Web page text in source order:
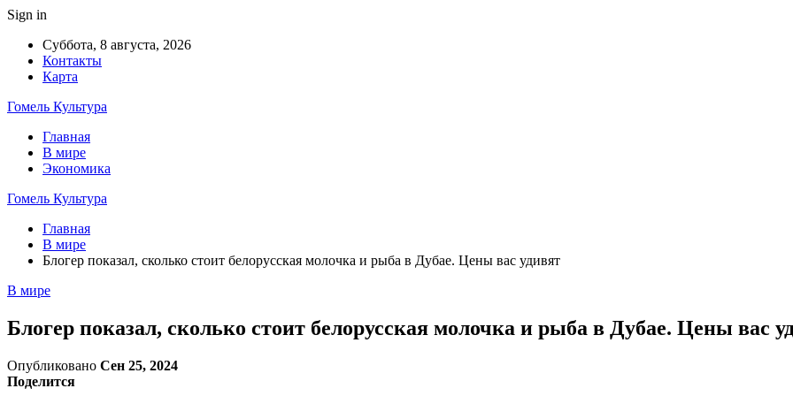
Sign in
Суббота, 8 августа, 2026
Контакты
Карта
Гомель Культура
Главная
В мире
Экономика
Гомель Культура
Главная
В мире
Блогер показал, сколько стоит белорусская молочка и рыба в Дубае. Цены вас удивят
В мире
Блогер показал, сколько стоит белорусская молочка и рыба в Дубае. Цены вас
Опубликовано Сен 25, 2024
Поделится